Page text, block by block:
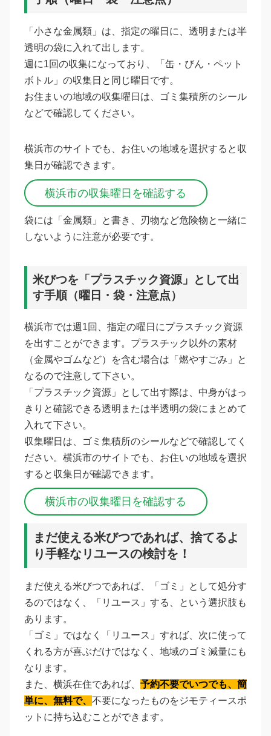
「小さな金属類」は、指定の曜日に、透明または半
透明の袋に入れて出します。
週に1回の収集になっており、「缶・びん・ペット
ボトル」の収集日と同じ曜日です。
お住まいの地域の収集曜日は、ゴミ集積所のシール
などで確認してください。
横浜市のサイトでも、お住いの地域を選択すると収
集日が確認できます。
横浜市の収集曜日を確認する
袋には「金属類」と書き、刃物など危険物と一緒に
しないように注意が必要です。
米びつを「プラスチック資源」として出
す手順（曜日・袋・注意点）
横浜市では週1回、指定の曜日にプラスチック資源
を出すことができます。プラスチック以外の素材
（金属やゴムなど）を含む場合は「燃やすごみ」と
なるので注意して下さい。
「プラスチック資源」として出す際は、中身がはっ
きりと確認できる透明または半透明の袋にまとめて
入れて下さい。
収集曜日は、ゴミ集積所のシールなどで確認してく
ださい。横浜市のサイトでも、お住いの地域を選択
すると収集日が確認できます。
横浜市の収集曜日を確認する
まだ使える米びつであれば、捨てるよ
り手軽なリユースの検討を！
まだ使える米びつであれば、「ゴミ」として処分す
るのではなく、「リユース」する、という選択肢も
あります。
「ゴミ」ではなく「リユース」すれば、次に使って
くれる方が喜ぶだけではなく、地域のゴミ減量にも
なります。
また、横浜在住であれば、 予約不要でいつでも、簡
単に、無料で、 不要になったものをジモティースポ
ットに持ち込むことができます。